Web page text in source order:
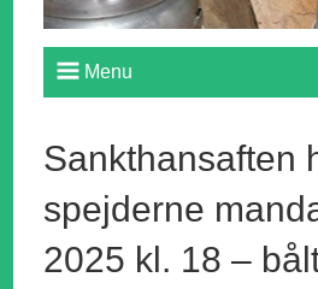
Menu
Sankthansaften
spejderne
2025 kl. 18 –